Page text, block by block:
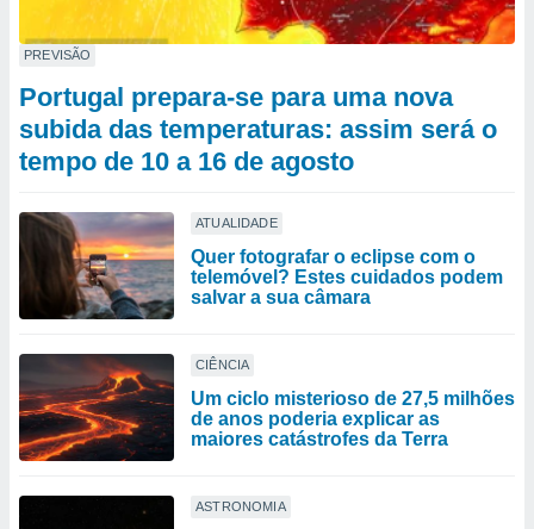
PREVISÃO
Portugal prepara-se para uma nova
subida das temperaturas: assim será o
tempo de 10 a 16 de agosto
ATUALIDADE
Quer fotografar o eclipse com o
telemóvel? Estes cuidados podem
salvar a sua câmara
CIÊNCIA
Um ciclo misterioso de 27,5 milhões
de anos poderia explicar as
maiores catástrofes da Terra
ASTRONOMIA